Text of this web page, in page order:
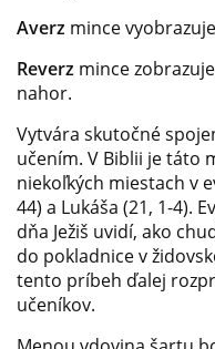
Averz mince
Reverz mince
nahor.
Vytvára skutočné
učením. V Biblii je táto
niekoľkých miestach v
44) a Lukáša (21, 1-4).
dňa Ježiš uvidí, ako
do pokladnice v
tento príbeh ďalej
učeníkov.